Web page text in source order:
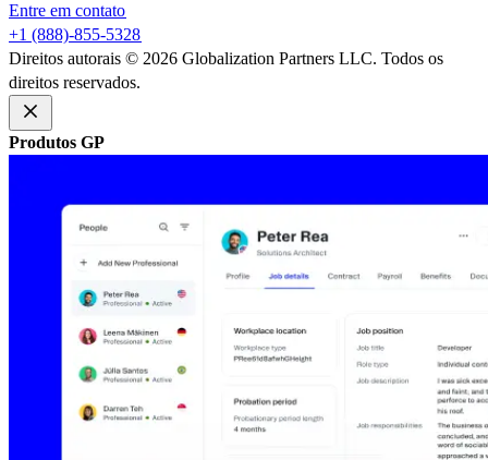
Entre em contato​​
+1 (888)-855-5328​​
Direitos autorais © 2026 Globalization Partners LLC. Todos os
direitos reservados.​​
Produtos GP​​